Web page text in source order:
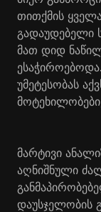
თითქმის
გადაუდებელი
მათ დიდ
უმეტესობას
მარტივი
აღნიშნული
დაუსჯელობის